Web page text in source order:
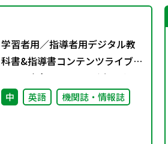
学習者用／指導者用デジタル教
科書&指導書コンテンツライブラ
リー 収録コンテンツ活用ガイ
ド中 英語 機関誌・情報誌